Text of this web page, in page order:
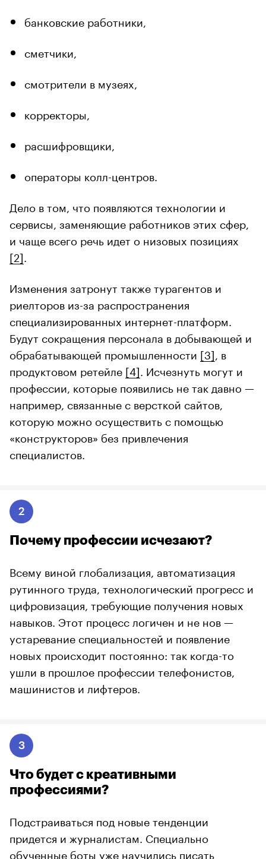
банковские работники,
сметчики,
смотрители в музеях,
корректоры,
расшифровщики,
операторы колл-центров.
Дело в том, что появляются технологии и
сервисы, заменяющие работников этих сфер,
и чаще всего речь идет о низовых позициях
[2]
Изменения затронут также турагентов и
риелторов из-за распространения
специализированных интернет-платформ.
Будут сокращения персонала в добывающей и
обрабатывающей промышленности [3] , в
продуктовом ретейле [4] . Исчезнуть могут и
профессии, которые появились не так давно —
например, связанные с версткой сайтов,
которую можно осуществить с помощью
«конструкторов» без привлечения
специалистов.
2
Почему профессии исчезают?
Всему виной глобализация, автоматизация
рутинного труда, технологический прогресс и
цифровизация, требующие получения новых
навыков. Этот процесс логичен и не нов —
устаревание специальностей и появление
новых происходит постоянно: так когда-то
ушли в прошлое профессии телефонистов,
машинистов и лифтеров.
3
Что будет с креативными
профессиями?
Подстраиваться под новые тенденции
придется и журналистам. Специально
обученные боты уже научились писать